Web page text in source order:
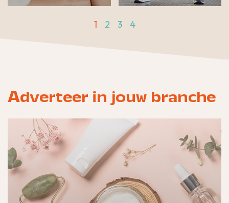
1 2 3 4
Adverteer in jouw branche
Laat jouw merk schitteren met advertenties in
titels zoals &C, Marie Claire, JAN, ELLE,
Cosmopolitan, Grazia, Flair, Beautyill.nl,
Harpers Bazaar, FEM-FEM.nl, Beau Monde en
meer.